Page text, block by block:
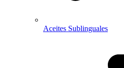
Aceites Sublinguales